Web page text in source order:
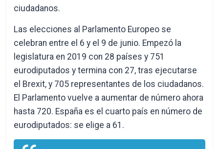
ciudadanos.
Las elecciones al Parlamento Europeo se
celebran entre el 6 y el 9 de junio. Empezó la
legislatura en 2019 con 28 países y 751
eurodiputados y termina con 27, tras ejecutarse
el Brexit, y 705 representantes de los ciudadanos.
El Parlamento vuelve a aumentar de número ahora
hasta 720. España es el cuarto país en número de
eurodiputados: se elige a 61.